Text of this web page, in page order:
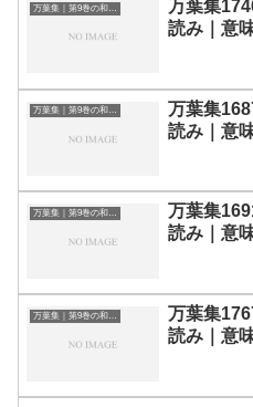
万葉集｜第9巻の和歌一覧
万葉集
読み｜意
万葉集｜第9巻の和歌一覧
万葉集
読み｜意
万葉集｜第9巻の和歌一覧
万葉集
読み｜意
万葉集｜第9巻の和歌一覧
万葉集
読み｜意